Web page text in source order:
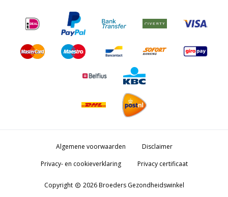
Algemene voorwaarden
Disclaimer
Privacy- en cookieverklaring
Privacy certificaat
Copyright copyright 2026 Broeders Gezondheidswinkel